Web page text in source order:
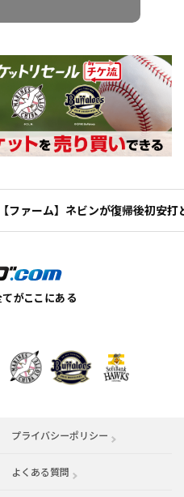
【ファーム】ネビンが復帰後初安
プライバシーポリシー
よくある質問